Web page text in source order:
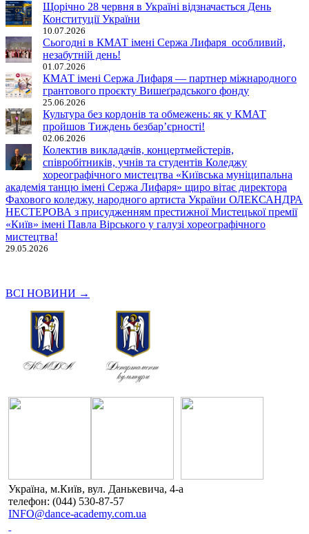
Щорічно 28 червня в Україні відзначається День
Конституції України
10.07.2026
Сьогодні в КМАТ імені Сержа Лифаря особливий,
незабутній день!
01.07.2026
КМАТ імені Сержа Лифаря — партнер міжнародного
грантового проєкту Вишеґрадського фонду
25.06.2026
Культура без кордонів та обмежень: як у КМАТ
пройшов Тиждень безбар’єрності!
02.06.2026
Колектив викладачів, концертмейстерів,
співробітників, учнів та студентів Коледжу
хореографічного мистецтва «Київська муніципальна
академія танцю імені Сержа Лифаря» щиро вітає директора
Фахового коледжу, народного артиста України ОЛЕКСАНДРА
НЕСТЕРОВА з присудженням престижної Мистецької премії
«Київ» імені Павла Вірського у галузі хореографічного
мистецтва!
29.05.2026
ВСІ НОВИНИ →
Україна, м.Київ, вул. Данькевича, 4-а
телефон: (044) 530-87-57
INFO@dance-academy.com.ua